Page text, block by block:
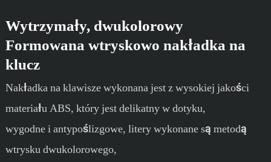
Wytrzymały, dwukolorowy
Formowana wtryskowo nakładka na
klucz
Nakładka na klawisze wykonana jest z wysokiej jakości
materiału ABS, który jest delikatny w dotyku,
wygodne i antypoślizgowe, litery wykonane są metodą
wtrysku dwukolorowego,